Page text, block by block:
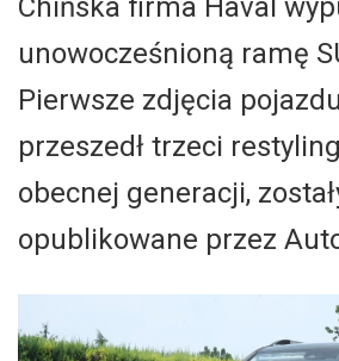
Chińska firma Haval
unowocześnioną ramę
Pierwsze zdjęcia
przeszedł trzeci
obecnej generacji,
opublikowane przez